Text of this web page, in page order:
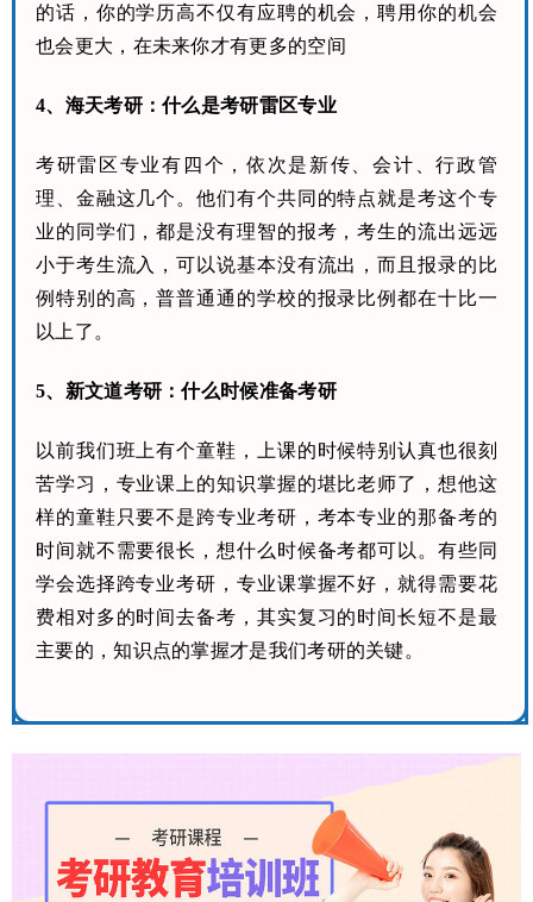
的话，你的学历高不仅有应聘的机会，聘用你的机会
也会更大，在未来你才有更多的空间
4、海天考研：什么是考研雷区专业
考研雷区专业有四个，依次是新传、会计、行政管
理、金融这几个。他们有个共同的特点就是考这个专
业的同学们，都是没有理智的报考，考生的流出远远
小于考生流入，可以说基本没有流出，而且报录的比
例特别的高，普普通通的学校的报录比例都在十比一
以上了。
5、新文道考研：什么时候准备考研
以前我们班上有个童鞋，上课的时候特别认真也很刻
苦学习，专业课上的知识掌握的堪比老师了，想他这
样的童鞋只要不是跨专业考研，考本专业的那备考的
时间就不需要很长，想什么时候备考都可以。有些同
学会选择跨专业考研，专业课掌握不好，就得需要花
费相对多的时间去备考，其实复习的时间长短不是最
主要的，知识点的掌握才是我们考研的关键。